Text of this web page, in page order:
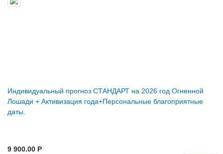
Индивидуальный прогноз СТАНДАРТ на 2026 год Огненной
Лошади + Активизация года+Персональные благоприятные
даты.
9 900.00 P